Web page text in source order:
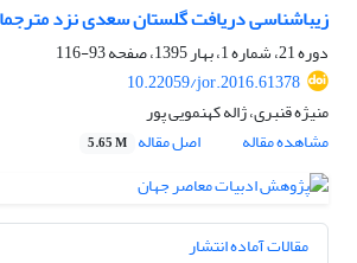
زیباشناسی دریافت گلستان سعدی نزد
دوره 21، شماره 1، بهار 1395، صفحه
93-116
10.22059/jor.2016.61378
منیژه قنبری، ژاله کهنمویی پور
مشاهده مقاله
اصل مقاله 5.65 M
مقالات آماده انتشار